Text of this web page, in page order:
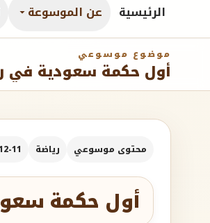
الرئيسية عن الموسوعة
موضوع موسوعي
أول حكمة سعودية في
محتوى موسوعي رياضة 11
أول حكمة